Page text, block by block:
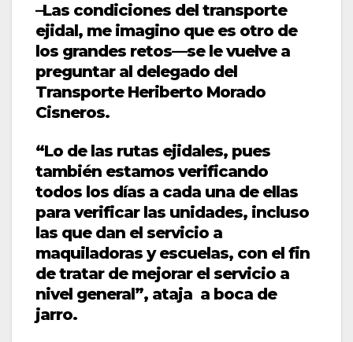
–Las condiciones del transporte
ejidal, me imagino que es otro de
los grandes retos—se le vuelve a
preguntar al delegado del
Transporte Heriberto Morado
Cisneros.
“Lo de las rutas ejidales, pues
también estamos verificando
todos los días a cada una de ellas
para verificar las unidades, incluso
las que dan el servicio a
maquiladoras y escuelas, con el fin
de tratar de mejorar el servicio a
nivel general”, ataja a boca de
jarro.